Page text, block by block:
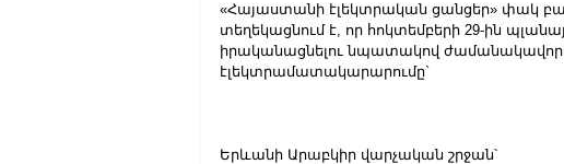
«Հայաստանի էլեկտրական ցանցեր» փակ
տեղեկացնում է, որ հոկտեմբերի 29-ին
իրականացնելու նպատակով
էլեկտրամատակարարումը`
Երևանի Արաբկիր վարչական շրջան՝